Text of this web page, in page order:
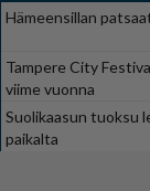
Hämeensillan
Tampere City
viime vuonna
Suolikaasun tuoksu
paikalta